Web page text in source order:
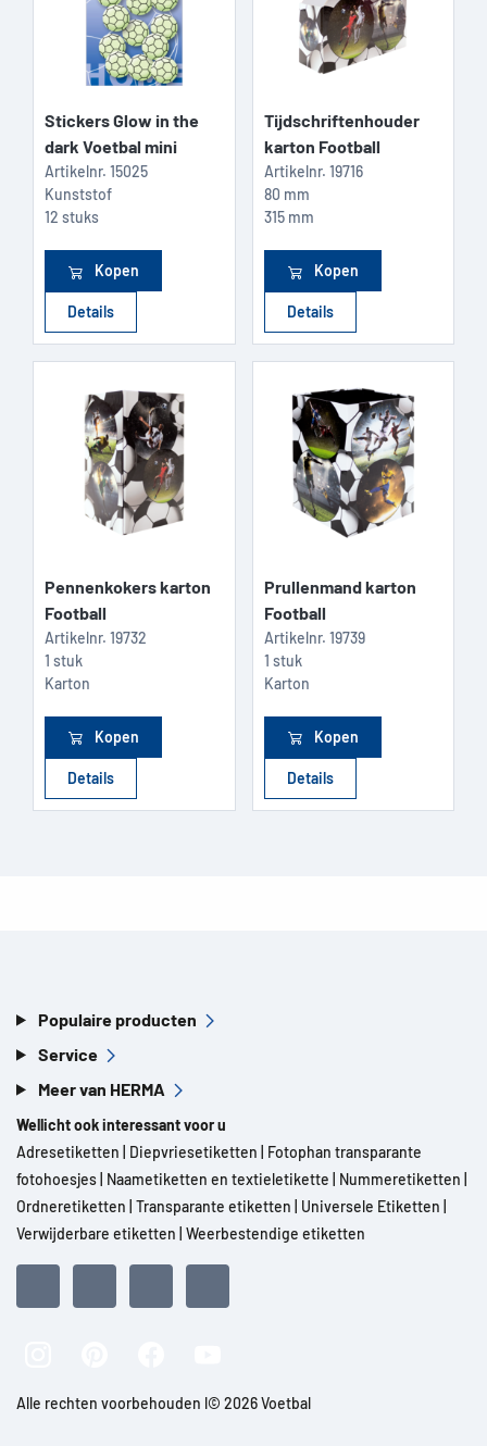
Stickers Glow in the
dark Voetbal mini
Artikelnr. 15025
Kunststof
12 stuks
Kopen
Details
Tijdschriftenhouder
karton Football
Artikelnr. 19716
80 mm
315 mm
Kopen
Details
Pennenkokers karton
Football
Artikelnr. 19732
1 stuk
Karton
Kopen
Details
Prullenmand karton
Football
Artikelnr. 19739
1 stuk
Karton
Kopen
Details
Populaire producten
Service
Meer van HERMA
Wellicht ook interessant voor u
Adresetiketten
Diepvriesetiketten
Fotophan transparante
fotohoesjes Naametiketten en textieletikette Nummeretiketten
Ordneretiketten Transparante etiketten Universele Etiketten
Verwijderbare etiketten Weerbestendige etiketten
Alle rechten voorbehouden l© 2026 Voetbal